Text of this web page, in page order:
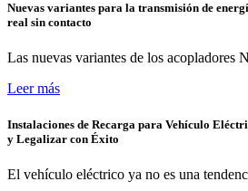
Nuevas variantes para la transmisión de
real sin contacto
Las nuevas variantes de los acopladores
Leer más
Instalaciones de Recarga para Vehículo
y Legalizar con Éxito
El vehículo eléctrico ya no es una